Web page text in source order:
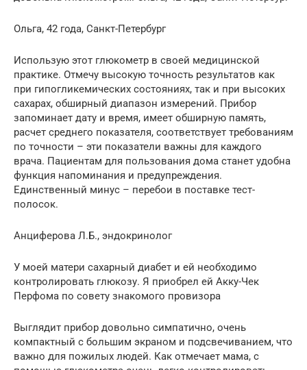
Ольга, 42 года, Санкт-Петербург
Использую этот глюкометр в своей медицинской
практике. Отмечу высокую точность результатов как
при гипогликемических состояниях, так и при высоких
сахарах, обширный диапазон измерений. Прибор
запоминает дату и время, имеет обширную память,
расчет среднего показателя, соответствует требованиям
по точности – эти показатели важны для каждого
врача. Пациентам для пользования дома станет удобна
функция напоминания и предупреждения.
Единственный минус – перебои в поставке тест-
полосок.
Анциферова Л.Б., эндокринолог
У моей матери сахарный диабет и ей необходимо
контролировать глюкозу. Я приобрел ей Акку-Чек
Перфома по совету знакомого провизора
Выглядит прибор довольно симпатично, очень
компактный с большим экраном и подсвечиванием, что
важно для пожилых людей. Как отмечает мама, с